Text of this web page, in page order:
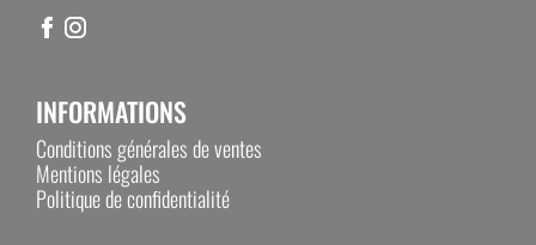
INFORMATIONS
Conditions générales de ventes
Mentions légales
Politique de confidentialité